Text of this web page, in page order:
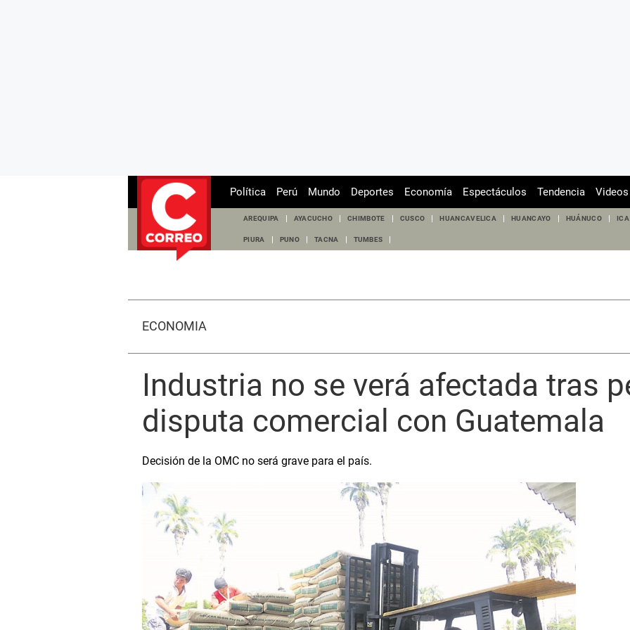
Política Perú Mundo Deportes Economía Espectáculos Tendencia Videos
AREQUIPA AYACUCHO CHIMBOTE CUSCO HUANCAVELICA HUANCAYO HUÁNUCO ICA
PIURA PUNO TACNA TUMBES
ECONOMÍA
Industria no se verá afectada tras
disputa comercial con Guatemala
Decisión de la OMC no será grave para el país.